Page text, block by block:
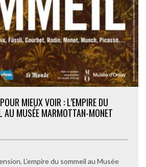
MIEUX VOIR : L’EMPIRE DU
AU MUSÉE MARMOTTAN-MONET
L’empire du sommeil au Musée